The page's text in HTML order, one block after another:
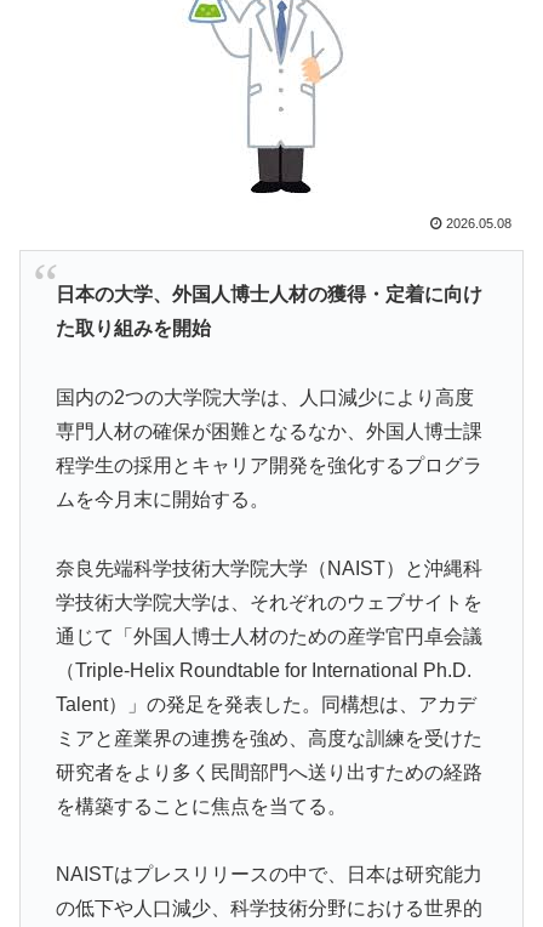
増水した川に取り残されたアライグマ、パドルボードで
救助されて人の脚の下に潜り込む【海外の反応】
大谷ドジャース撃破に貢献「トレードされなくて良かっ
た」とカブスファン絶賛
移民ベトナム女達の宅飲み、レベチｗｗｗｗｗｗｗｗｗ
ｗｗｗｗｗｗｗｗｗｗｗｗｗｗｗ
▶
韓国人「U17日本代表、決勝で中国を破りアジア杯優勝
（通算5回目・最多優勝国）」→「韓国は8強で落ちたの
国は監督の問題が大きい」「日本はもうどんなに精神勝
利したところで超えられない壁である」
▶ 海外「日本人がアメリカに対してとても良いことを言っ
てくれているぞ！アメリカの良さを再発見できる！」
に海外が超感動
▶ 海外「先進国で日本だけパスポート所有率が低すぎる、
何故なのか」
外国人「2002年W杯は?」韓国サッカーに衝撃的不祥
事！W杯予選でレフリーへの不適切接待発覚！海外騒
然！【海外の反応】
▶ 海外「ディズニーがゴミのようだ！」日本がアニメ化し
た米人気SF作品に絶賛の声が殺到中
決定的に！メディカル検査をパス！現地サポが歓迎！ア
ーセナルファンも祝福！【海外の反応】
2026.05.08
日本の大学、外国人博士人材の獲得・定着に向け
た取り組みを開始
国内の2つの大学院大学は、人口減少により高度
専門人材の確保が困難となるなか、外国人博士課
程学生の採用とキャリア開発を強化するプログラ
ムを今月末に開始する。
奈良先端科学技術大学院大学（NAIST）と沖縄科
学技術大学院大学は、それぞれのウェブサイトを
通じて「外国人博士人材のための産学官円卓会議
（Triple-Helix Roundtable for International Ph.D.
Talent）」の発足を発表した。同構想は、アカデ
ミアと産業界の連携を強め、高度な訓練を受けた
研究者をより多く民間部門へ送り出すための経路
を構築することに焦点を当てる。
NAISTはプレスリリースの中で、日本は研究能力
の低下や人口減少、科学技術分野における世界的